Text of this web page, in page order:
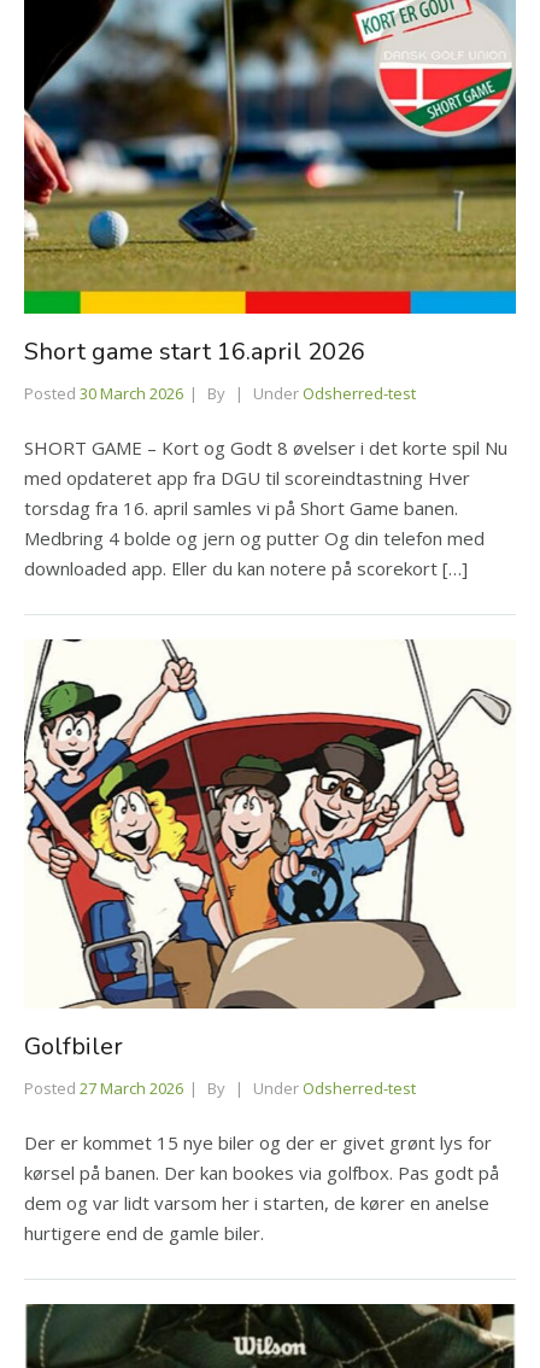
Short game start 16.april 2026
Posted 30 March 2026 By Under Odsherred-test
SHORT GAME – Kort og Godt 8 øvelser i det korte spil Nu
med opdateret app fra DGU til scoreindtastning Hver
torsdag fra 16. april samles vi på Short Game banen.
Medbring 4 bolde og jern og putter Og din telefon med
downloaded app. Eller du kan notere på scorekort […]
Golfbiler
Posted 27 March 2026 By Under Odsherred-test
Der er kommet 15 nye biler og der er givet grønt lys for
kørsel på banen. Der kan bookes via golfbox. Pas godt på
dem og var lidt varsom her i starten, de kører en anelse
hurtigere end de gamle biler.